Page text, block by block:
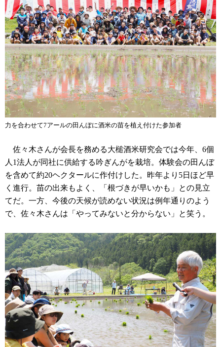
力を合わせて7アールの田んぼに酒米の苗を植え付けた参加者
佐々木さんが会長を務める大槌酒米研究会では今年、6個
人1法人が同社に供給する吟ぎんがを栽培。体験会の田んぼ
を含めて約20ヘクタールに作付けした。昨年より5日ほど早
く進行。苗の出来もよく、「根づきが早いかも」との見立
てだ。一方、今後の天候が読めない状況は例年通りのよう
で、佐々木さんは「やってみないと分からない」と笑う。